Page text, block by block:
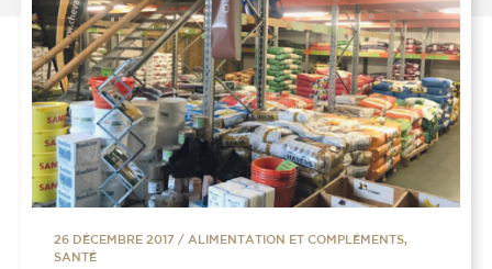
26 DÉCEMBRE 2017 / ALIMENTATION ET COMPLÉMENTS,
SANTÉ